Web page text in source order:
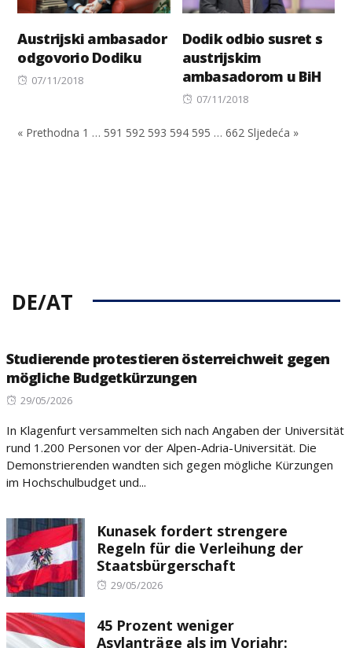
Austrijski ambasador
odgovorio Dodiku
Posted
07/11/2018
Dodik odbio susret s
austrijskim
ambasadorom u BiH
Posted
07/11/2018
« Prethodna 1 … 591 592 593 594 595 … 662 Sljedeća »
DE/AT
Studierende protestieren österreichweit gegen
mögliche Budgetkürzungen
Posted
29/05/2026
In Klagenfurt versammelten sich nach Angaben der Universität
rund 1.200 Personen vor der Alpen-Adria-Universität. Die
Demonstrierenden wandten sich gegen mögliche Kürzungen
im Hochschulbudget und...
Kunasek fordert strengere
Regeln für die Verleihung der
Staatsbürgerschaft
Posted
29/05/2026
45 Prozent weniger
Asylanträge als im Vorjahr: